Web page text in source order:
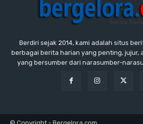
Berdiri sejak 2014, kami adalah situs
berbagai berita harian yang penting, jujur,
yang bersumber dari narasumber-